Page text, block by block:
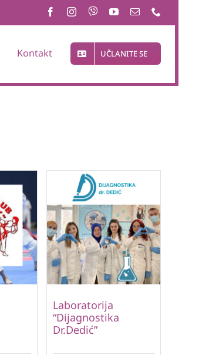
Kontakt UČLANITE SE
Laboratorija
“Dijagnostika
Dr.Dedić”